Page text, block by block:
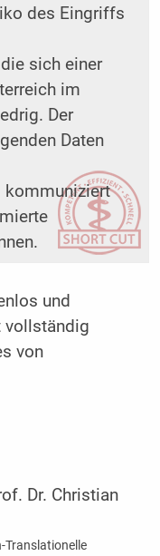
des Eingriffs
sich einer
im
Der
Daten
kommuniziert
und
vollständig
von
Dr. Christian
Translationelle